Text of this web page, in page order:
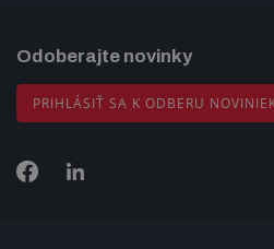
Odoberajte novinky
PRIHLÁSIŤ SA K ODBERU